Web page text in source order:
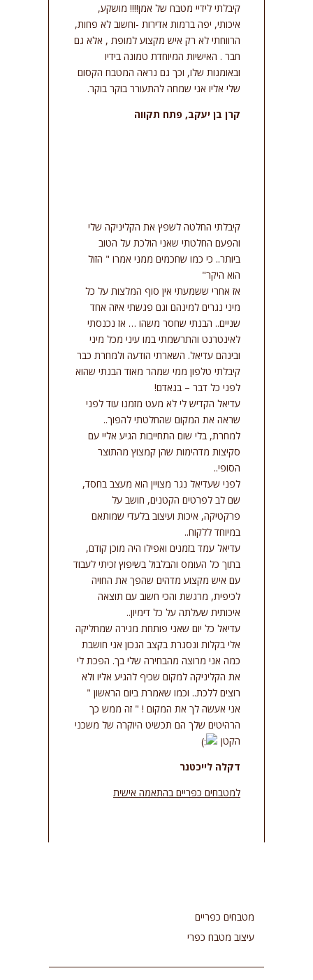
קיבלתי לידיי מטבח של אמן!!!! מושקע,
איכותי, יפה ברמות אדירות -וחשוב לא פחות,
הרווחתי לא רק איש מקצוע למופת , אלא גם
חבר . האישיות המיוחדת טמונה בידיו
ובאומנות שלו, וכך גם נראה המטבח הקסום
שלי אליו אני שמחה להתעורר בוקר בוקר.
קרן בן יעקב, פתח תקווה
קיבלתי החלטה לשפץ את הקליניקה שלי
והפעם החלטתי שאני הולכת על הטוב
ביותר.. כי כמו שחכמים ממני אמרו " הזול
הוא היקר"
אז אחרי ששמעתי אין סוף המלצות על כל
מיני נגרים למינהם וגם פגשתי איזה אחד
שניים.. הבנתי שחסר משהו … אז נכנסתי
לאינטרנט והתרשמתי במו עיני מכל מיני
ובינהם עדיאל. השארתי הודעה ולמחרת כבר
קיבלתי טלפון ממי שמהר מאוד הבנתי שהוא
לפני כל דבר – בנאדם!
עדיאל הקדיש לי לא מעט מזמנו עוד לפני
שראה את המקום שהחלטתי להפוך..
למחרת, בלי שום התחייבות הגיע אליי עם
סקיצות מדהימות שהן קמצוץ מהתוצר
הסופי..
לפני שעדיאל נגר מצויין הוא מעצב בחסד,
שם לב לפרטים הקטנים, חושב על
פרקטיקה, איכות ועיצוב בלעדי שמותאם
במיוחד ללקוח..
עדיאל עמד בזמנים ואפילו היה מוכן קודם,
בתוך כל העומס והבלבול בשיפוץ זכיתי לעבוד
עם איש מקצוע מדהים שהפך את החויה
לכיפית, מרגשת והכי חשוב עם תוצאה
איכותית שעלתה על כל דימיון..
עדיאל כל יום שאני פותחת מגירה שמחליקה
אלי בקלות ונסגרת בקצב הנכון אני חושבת
כמה אני מרוצה מהבחירה שלי בך. הפכת לי
את הקליניקה למקום שכיף להגיע אליו ולא
רוצים ללכת.. וכמו שאמרת ביום הראשון "
אני אעשה לך את המקום ! " זה ממש כך
הרהיטים שלך הם תכשיט היוקרה של משכני
הקטן
דקלה לייכטנר
למטבחים כפריים בהתאמה אישית
מטבחים כפריים
עיצוב מטבח כפרי